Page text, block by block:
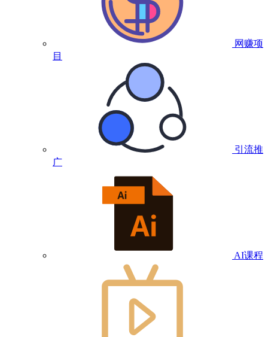
网赚项
目
引流推
广
AI课程